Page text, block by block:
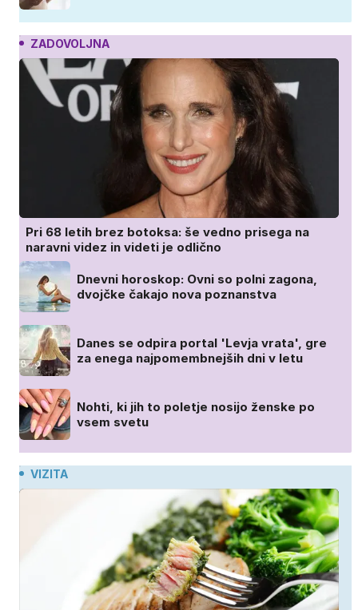
ZADOVOLJNA
Pri 68 letih brez botoksa: še vedno prisega na
naravni videz in videti je odlično
Dnevni horoskop: Ovni so polni zagona,
dvojčke čakajo nova poznanstva
Danes se odpira portal 'Levja vrata', gre
za enega najpomembnejših dni v letu
Nohti, ki jih to poletje nosijo ženske po
vsem svetu
VIZITA